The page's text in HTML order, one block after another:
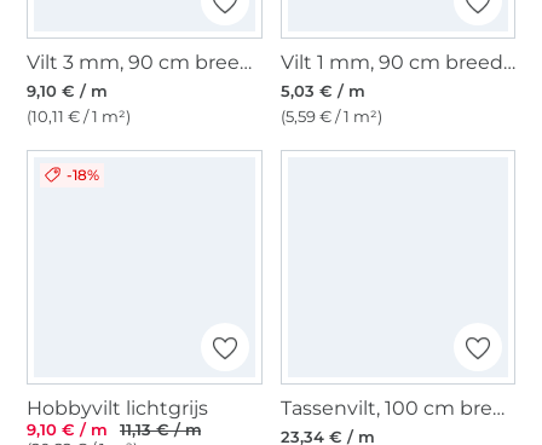
Vilt 3 mm, 90 cm breed, donkerbruin
9,10 € / m
(10,11 € / 1 m²)
Vilt 1 mm, 90 cm breed, bordeauxrood
5,03 € / m
(5,59 € / 1 m²)
-18%
Hobbyvilt lichtgrijs
9,10 € / m
11,13 € / m
Tassenvilt, 100 cm breed, lichtgrijs
23,34 € / m